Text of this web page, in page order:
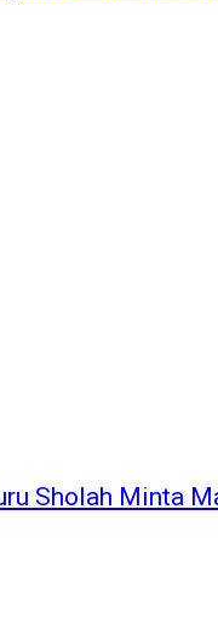
Sholah Minta